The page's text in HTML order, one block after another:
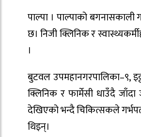
पाल्पा । पाल्पाको
छ। निजी क्लिनिक र
।
बुटवल उपमहानगरपालिका–९,
क्लिनिक र फार्मेसी धाउँदै
देखिएको भन्दै चिकित्सकले
थिइन्।